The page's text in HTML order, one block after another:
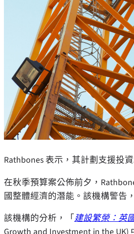
Rathbones 表示，其計劃支援投
在秋季預算案公佈前夕，
國整體經濟的潛能。該機構警告
該機構的分析，「建設繁榮：英